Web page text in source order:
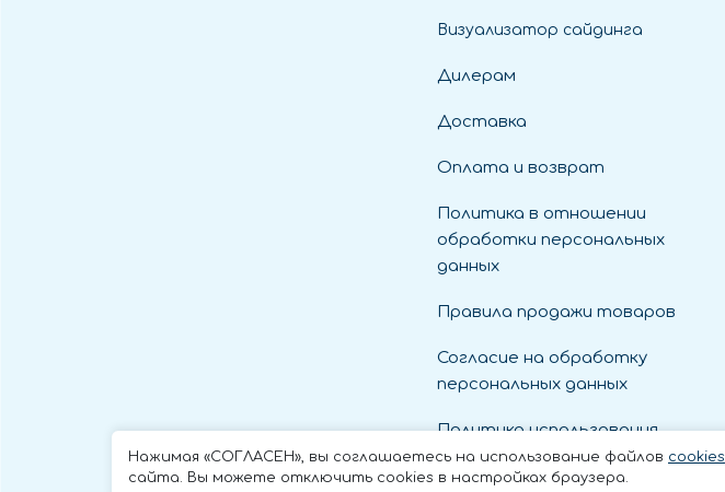
Нажимая «СОГЛАСЕН», вы соглашаетесь на использование файлов cookies
сайта. Вы можете отключить cookies в настройках браузера.
Визуализатор сайдинга
Дилерам
Доставка
Оплата и возврат
Политика в отношении
обработки персональных
данных
Правила продажи товаров
Согласие на обработку
персональных данных
Политика использования
cookies